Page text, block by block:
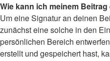
Wie kann ich meinem
Um eine Signatur an deinen
zunächst eine solche in den
persönlichen Bereich
erstellt und gespeichert hast,